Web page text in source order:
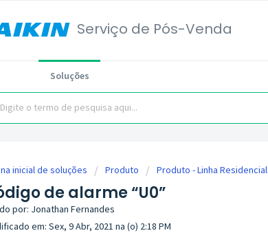
Serviço de Pós-Venda
Soluções
inicial de soluções Produto Produto - Linha Residencial
de alarme “U0”
por: Jonathan Fernandes
em: Sex, 9 Abr, 2021 na (o) 2:18 PM